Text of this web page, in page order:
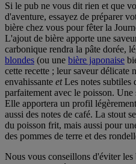
Si le pub ne vous dit rien et que
d'aventure, essayez de préparer
bière chez vous pour fêter la
L'ajout de bière apporte une
carbonique rendra la pâte dorée,
blondes (ou une bière japonaise
cette recette ; leur saveur délicate
envahissante etLes notes subtiles
parfaitement avec le poisson. Une
Elle apportera un profil
aussi des notes de café. La stout
du poisson frit, mais aussi pour
des pommes de terre et des
Nous vous conseillons d'éviter les